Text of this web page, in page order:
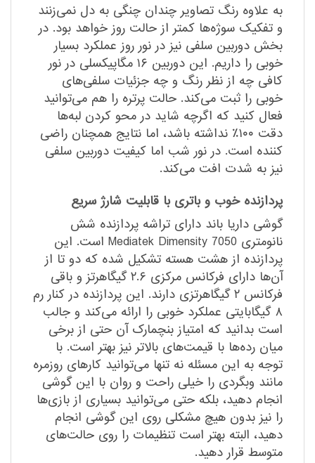
به علاوه رنگ تصاویر چندان چنگی به دل نمی‌زنند
و تفکیک سوژه‌ها کمتر از حالت روز خواهد بود. در
بخش دوربین سلفی نیز در نور روز عملکرد بسیار
خوبی را داریم. این دوربین ۱۶ مگاپیکسلی در نور
کافی چه از نظر رنگ و چه جزئیات سلفی‌‌های
خوبی را ثبت می‌کند. حالت پرتره را هم می‌توانید
فعال کنید که اگرچه شاید در محو کردن لبه‌ها
دقت ۱۰۰٪ نداشته باشد، اما نتایج همچنان راضی
کننده است. در نور شب اما کیفیت دوربین سلفی
نیز به شدت افت می‌کند.
پردازنده خوب و باتری با قابلیت شارژ سریع
گوشی داریا باند دارای تراشه پردازنده شش
نانومتری Mediatek Dimensity 7050 است. این
پردازنده از هشت هسته تشکیل شده که دو تا از
آن‌ها دارای فرکانس مرکزی ۲.۶ گیگاهرتز و باقی
فرکانس ۲ گیگاهرتزی دارند. این پردازنده در کنار رم
۸ گیگابایتی عملکرد خوبی را ارائه می‌کند و جالب
است بدانید که امتیاز بنچمارک آن حتی از برخی
میان رده‌ها با قیمت‌های بالاتر نیز بهتر است. با
توجه به این مسئله نه تنها می‌توانید کارهای روزمره
مانند وبگردی را خیلی راحت و روان با این گوشی
انجام دهید، بلکه حتی می‌توانید بسیاری از بازی‌ها
را نیز بدون هیچ مشکلی روی این گوشی انجام
دهید، البته بهتر است تنظیمات را روی حالت‌های
متوسط قرار دهید.